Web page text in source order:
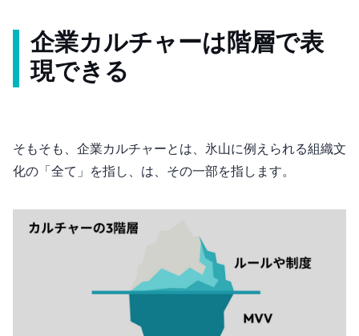
企業カルチャーは3階層で表
現できる
そもそも、企業カルチャーとは、氷山に例えられる組織文
化の「全て」を指し、MVVは、その一部を指します。